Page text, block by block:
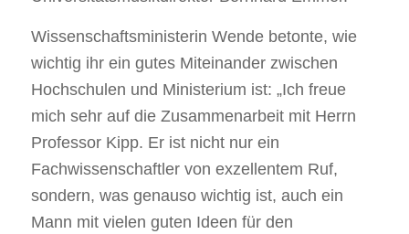
Wissenschaftsministerin Wende betonte, wie
wichtig ihr ein gutes Miteinander zwischen
Hochschulen und Ministerium ist: „Ich freue
mich sehr auf die Zusammenarbeit mit Herrn
Professor Kipp. Er ist nicht nur ein
Fachwissenschaftler von exzellentem Ruf,
sondern, was genauso wichtig ist, auch ein
Mann mit vielen guten Ideen für den